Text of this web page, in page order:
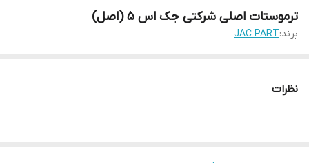
ترموستات اصلی شرکتی جک اس 5 (اصل)
برند:JAC PART
نظرات